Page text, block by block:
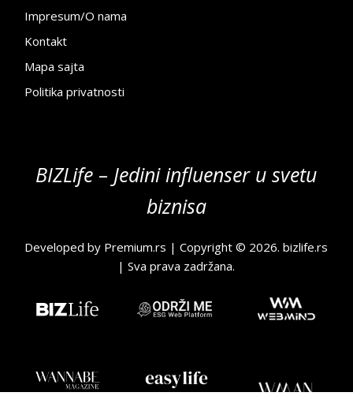
Impresum/O nama
Kontakt
Mapa sajta
Politika privatnosti
BIZLife – Jedini influenser u svetu
biznisa
Developed by Premium.rs | Copyright © 2026.bizlife.rs
| Sva prava zadržana.